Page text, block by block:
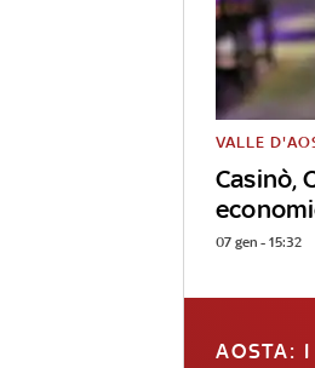
Casinò,
VALLE
07 gen - 15:32
AOSTA: